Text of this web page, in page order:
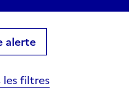
alerte
filtres